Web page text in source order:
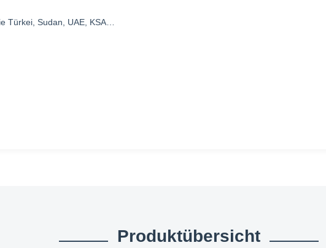
Türkei, Sudan, UAE, KSA…
Produktübersicht